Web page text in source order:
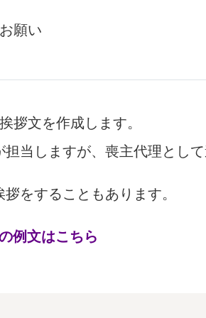
願い
拶文を作成します。
当しますが、喪主代理とし
をすることもあります。
例文はこちら